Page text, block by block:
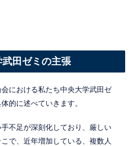
田ゼミの主張
における私たち中央大学武田ゼ
的に述べていきます。
不足が深刻化しており、厳しい
で、近年増加している、複数人